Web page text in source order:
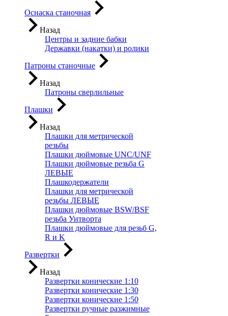
Оснаска станочная
Назад
Центры и задние бабки
Державки (накатки) и ролики
Патроны станочные
Назад
Патроны сверлильные
Плашки
Назад
Плашки для метрической
резьбы
Плашки дюймовые UNC/UNF
Плашки дюймовые резьба G
ЛЕВЫЕ
Плашкодержатели
Плашки для метрической
резьбы ЛЕВЫЕ
Плашки дюймовые BSW/BSF
резьба Уитворта
Плашки дюймовые для резьб G,
R и K
Развертки
Назад
Развертки конические 1:10
Развертки конические 1:30
Развертки конические 1:50
Развертки ручные разжимные